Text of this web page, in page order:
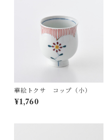
華絵トクサ コップ（小）
¥1,760